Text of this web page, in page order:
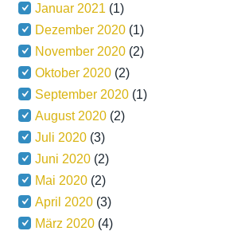
Januar 2021 (1)
Dezember 2020 (1)
November 2020 (2)
Oktober 2020 (2)
September 2020 (1)
August 2020 (2)
Juli 2020 (3)
Juni 2020 (2)
Mai 2020 (2)
April 2020 (3)
März 2020 (4)